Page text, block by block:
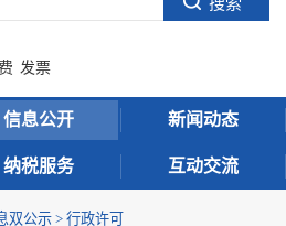
发票
信息公开 新闻动态
纳税服务 互动交流
双公示 > 行政许可